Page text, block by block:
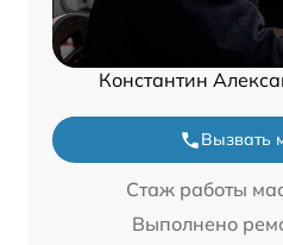
Константин
Вызвать
Стаж работы
Выполнено